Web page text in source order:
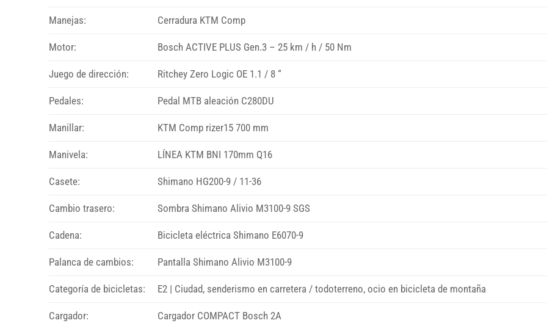
Manejas: Cerradura KTM Comp
Motor: Bosch ACTIVE PLUS Gen.3 – 25 km / h / 50 Nm
Juego de dirección: Ritchey Zero Logic OE 1.1 / 8 “
Pedales: Pedal MTB aleación C280DU
Manillar: KTM Comp rizer15 700 mm
Manivela: LÍNEA KTM BNI 170mm Q16
Casete: Shimano HG200-9 / 11-36
Cambio trasero: Sombra Shimano Alivio M3100-9 SGS
Cadena: Bicicleta eléctrica Shimano E6070-9
Palanca de cambios: Pantalla Shimano Alivio M3100-9
Categoría de bicicletas: E2 | Ciudad, senderismo en carretera / todoterreno, ocio en bicicleta de montaña
Cargador: Cargador COMPACT Bosch 2A